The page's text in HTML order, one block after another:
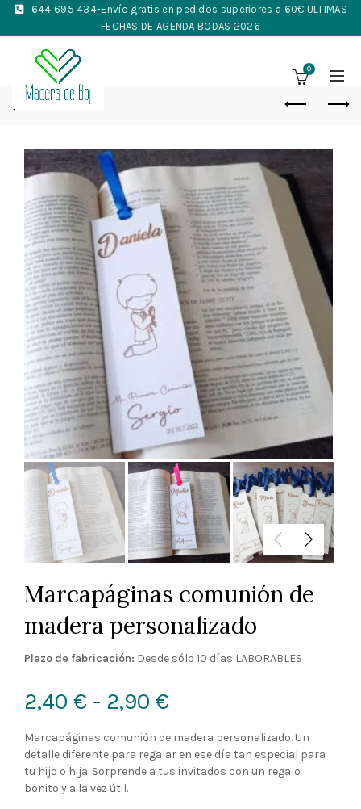
644 695 434-Envío gratis en pedidos superiores a 60€ ULTIMAS
FECHAS DE AGENDA BODAS 2026
0
Marcapáginas comunión de
madera personalizado
Plazo de fabricación: Desde sólo 10 días LABORABLES
2,40 € - 2,90 €Rango
de
precios:
Marcapáginas comunión de madera personalizado. Un
detalle diferente para regalar en ese día tan especial para
tu hijo o hija. Sorprende a tus invitados con un regalo
bonito y a la vez útil.